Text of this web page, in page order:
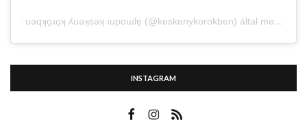
˙uǝqʞo̤ɹo̤ʞ ʎuǝʞsǝʞ ıupoɯlɐ̗ (@keskenykorokben) által megosztott bejegyzés
INSTAGRAM